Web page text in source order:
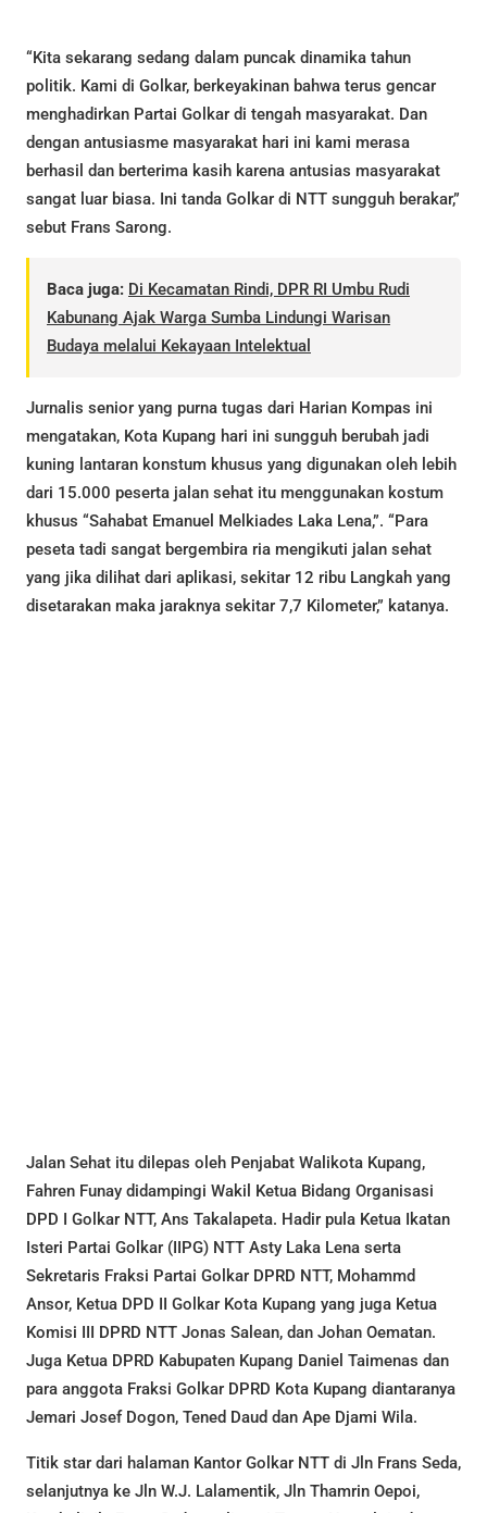
“Kita sekarang sedang dalam puncak dinamika tahun
politik. Kami di Golkar, berkeyakinan bahwa terus gencar
menghadirkan Partai Golkar di tengah masyarakat. Dan
dengan antusiasme masyarakat hari ini kami merasa
berhasil dan berterima kasih karena antusias masyarakat
sangat luar biasa. Ini tanda Golkar di NTT sungguh berakar,”
sebut Frans Sarong.
Baca juga: Di Kecamatan Rindi, DPR RI Umbu Rudi
Kabunang Ajak Warga Sumba Lindungi Warisan
Budaya melalui Kekayaan Intelektual
Jurnalis senior yang purna tugas dari Harian Kompas ini
mengatakan, Kota Kupang hari ini sungguh berubah jadi
kuning lantaran konstum khusus yang digunakan oleh lebih
dari 15.000 peserta jalan sehat itu menggunakan kostum
khusus “Sahabat Emanuel Melkiades Laka Lena,”. “Para
peseta tadi sangat bergembira ria mengikuti jalan sehat
yang jika dilihat dari aplikasi, sekitar 12 ribu Langkah yang
disetarakan maka jaraknya sekitar 7,7 Kilometer,” katanya.
Jalan Sehat itu dilepas oleh Penjabat Walikota Kupang,
Fahren Funay didampingi Wakil Ketua Bidang Organisasi
DPD I Golkar NTT, Ans Takalapeta. Hadir pula Ketua Ikatan
Isteri Partai Golkar (IIPG) NTT Asty Laka Lena serta
Sekretaris Fraksi Partai Golkar DPRD NTT, Mohammd
Ansor, Ketua DPD II Golkar Kota Kupang yang juga Ketua
Komisi III DPRD NTT Jonas Salean, dan Johan Oematan.
Juga Ketua DPRD Kabupaten Kupang Daniel Taimenas dan
para anggota Fraksi Golkar DPRD Kota Kupang diantaranya
Jemari Josef Dogon, Tened Daud dan Ape Djami Wila.
Titik star dari halaman Kantor Golkar NTT di Jln Frans Seda,
selanjutnya ke Jln W.J. Lalamentik, Jln Thamrin Oepoi,